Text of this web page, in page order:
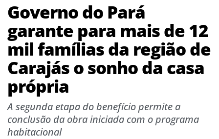
Governo do Pará
garante para mais de 12
mil famílias da região de
Carajás o sonho da casa
própria
A segunda etapa do benefício permite a
conclusão da obra iniciada com o programa
habitacional